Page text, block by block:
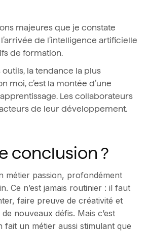
majeures que je constate
l’arrivée de l’intelligence artificielle
de formation.
outils, la tendance la plus
moi, c’est la montée d’une
Les collaborateurs
de leur développement.
conclusion ?
métier passion, profondément
Ce n’est jamais routinier : il faut
faire preuve de créativité et
nouveaux défis. Mais c’est
fait un métier aussi stimulant que